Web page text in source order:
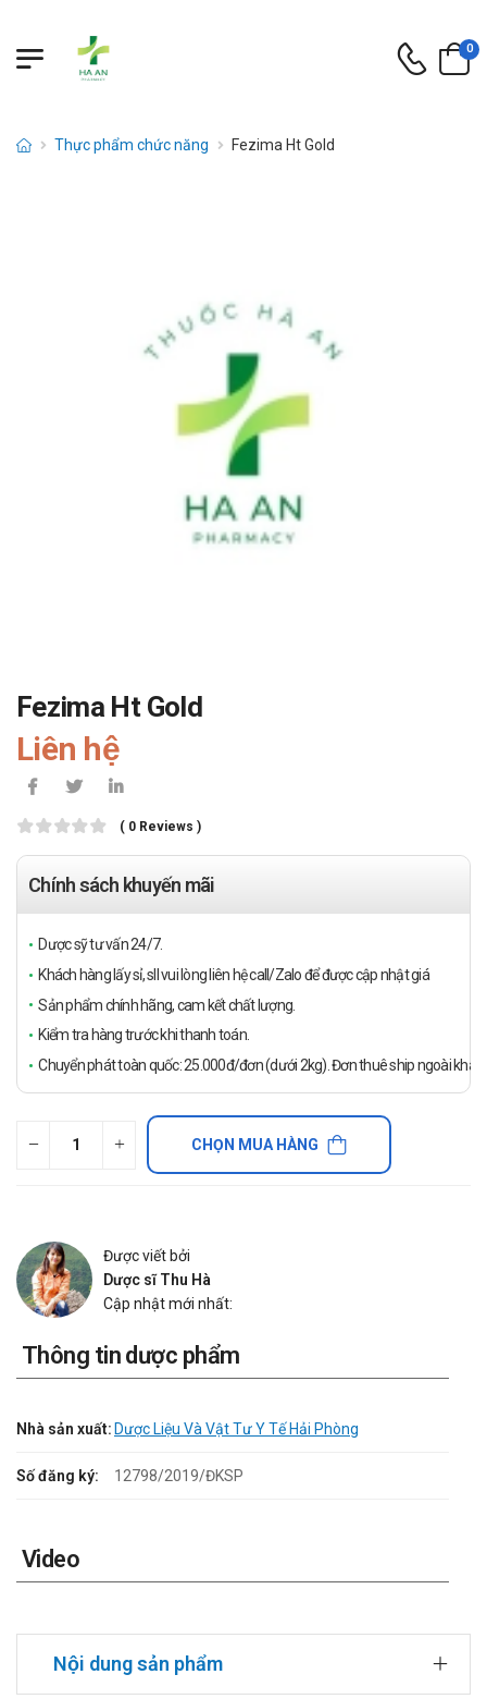
0
Thực phẩm chức năng Fezima Ht Gold
Fezima Ht Gold
Liên hệ
( 0 Reviews )
Chính sách khuyến mãi
Dược sỹ tư vấn 24/7.
Khách hàng lấy sỉ, sll vui lòng liên hệ call/Zalo để được cập nhật giá
Sản phẩm chính hãng, cam kết chất lượng.
Kiểm tra hàng trước khi thanh toán.
Chuyển phát toàn quốc: 25.000đ/đơn (dưới 2kg). Đơn thuê ship ngoài
CHỌN MUA HÀNG
Được viết bởi
Dược sĩ Thu Hà
Cập nhật mới nhất:
Thông tin dược phẩm
Nhà sản xuất: Dược Liệu Và Vật Tư Y Tế Hải Phòng
Số đăng ký: 12798/2019/ĐKSP
Video
Nội dung sản phẩm